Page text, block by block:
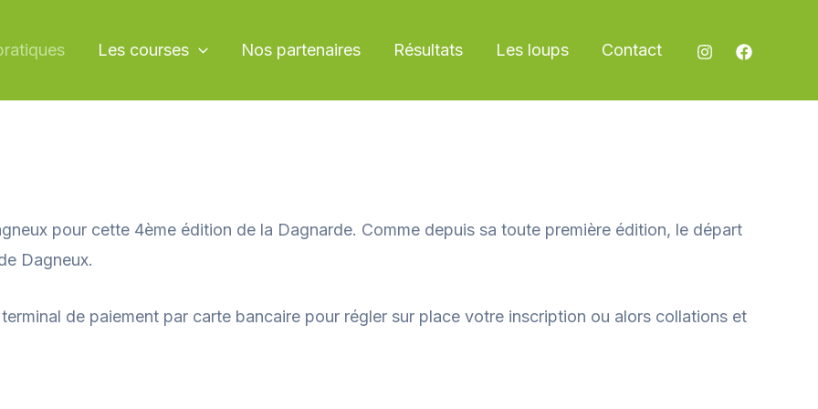
Les courses Nos partenaires Résultats Les loups Contact
pour cette 4ème édition de la Dagnarde. Comme depuis sa toute première édition, le départ
Dagneux.
de paiement par carte bancaire pour régler sur place votre inscription ou alors collations et